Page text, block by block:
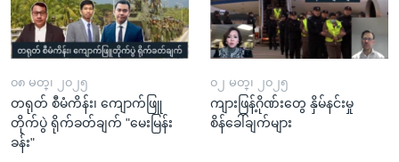
၀၈ မတ္၊ ၂၀၂၅
တရုတ် စီမံကိန်း၊ ကျောက်ဖြူ
တိုက်ပွဲ ရိုက်ခတ်ချက် "မေးမြန်း
ခန်း"
၀၂ မတ္၊ ၂၀၂၅
ကျားဖြန့်ဂိုဏ်းတွေ နှိမ်နင်းမှု
စိန်ခေါ်ချက်များ